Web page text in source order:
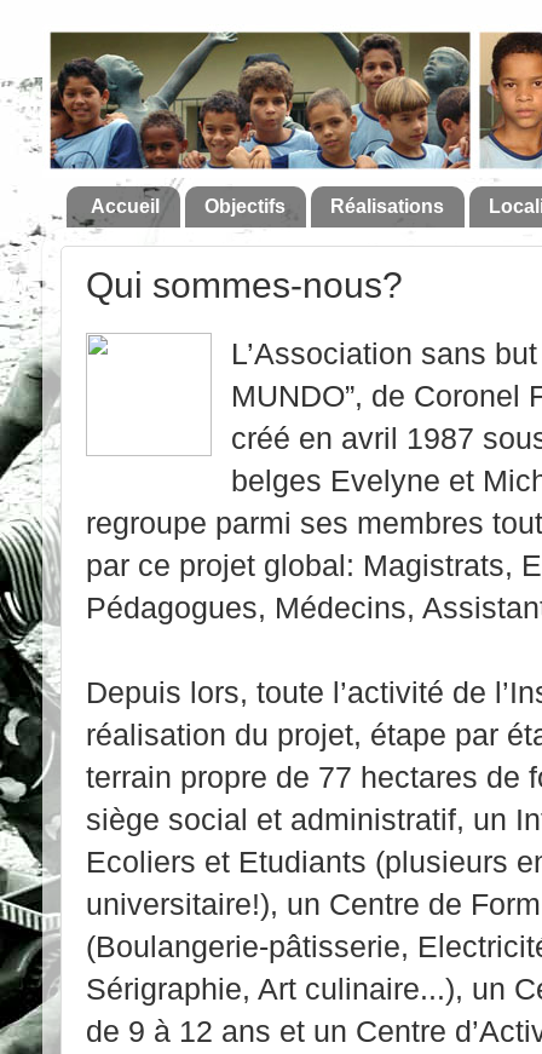
Accueil Objectifs Réalisations
Qui sommes-nous?
L’Association sans
MUNDO”, de Coronel
créé en avril 1987
belges Evelyne et
regroupe parmi ses membres
par ce projet global: Magistrats,
Pédagogues, Médecins,
Depuis lors, toute l’activité de
réalisation du projet, étape par
terrain propre de 77 hectares de
siège social et administratif, un
Ecoliers et Etudiants (plusieurs
universitaire!), un Centre de
(Boulangerie-pâtisserie,
Sérigraphie, Art culinaire...), un
de 9 à 12 ans et un Centre